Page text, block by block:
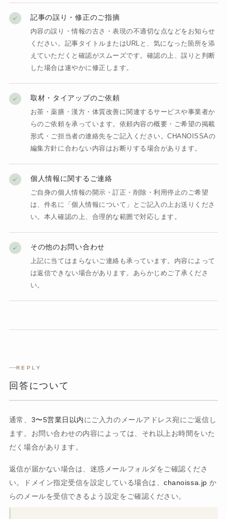
✓
記事の誤り・修正のご指摘
内容の誤り・情報の古さ・表現の不適切な点などをお知らせ
ください。記事タイトルまたはURLと、気になった箇所を添
えていただくと確認がスムーズです。確認の上、誤りと判断
した場合は速やかに修正します。
✓
取材・タイアップのご依頼
お茶・薬膳・漢方・体質改善に関連するサービスや事業者か
らのご依頼を承っています。依頼内容の概要・ご希望の掲載
形式・ご担当者の連絡先をご記入ください。CHANOISSAの
編集方針に合わない内容はお断りする場合があります。
✓
個人情報に関するご連絡
ご自身の個人情報の開示・訂正・削除・利用停止のご希望
は、件名に「個人情報について」とご記入の上お送りくださ
い。本人確認の上、合理的な範囲で対応します。
✓
その他のお問い合わせ
上記に当てはまらないご連絡も承っています。内容によって
は返信できない場合があります。あらかじめご了承くださ
い。
REPLY
回答について
通常、 3〜5営業日以内 にご入力のメールアドレス宛にご返信し
ます。お問い合わせの内容によっては、それ以上お時間をいた
だく場合があります。
返信が届かない場合は、迷惑メールフォルダをご確認くださ
い。ドメイン指定受信を設定している場合は、chanoissa.jp か
らのメールを受信できるよう設定をご確認ください。